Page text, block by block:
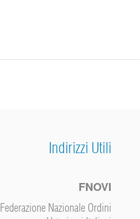
Indirizzi Utili
FNOVI
Federazione Nazionale Ordini